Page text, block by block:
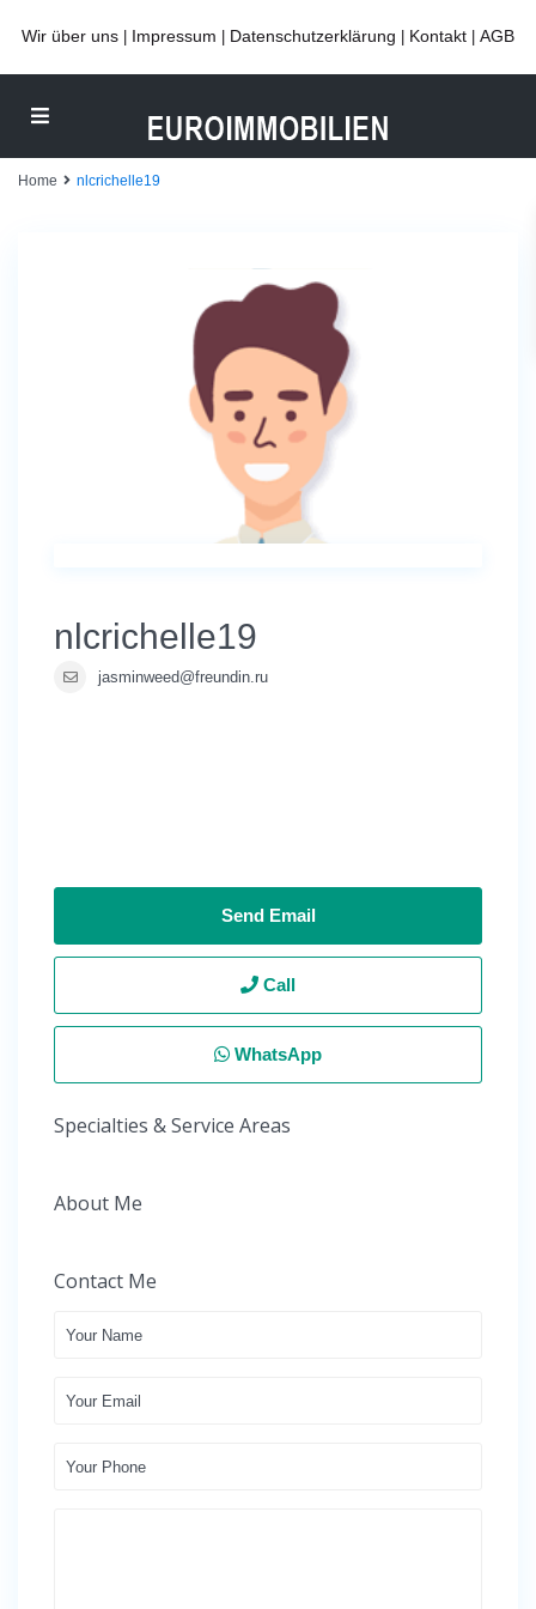
Wir über uns Impressum Datenschutzerklärung Kontakt AGB
Home nlcrichelle19
nlcrichelle19
jasminweed@freundin.ru
Send Email
Call
WhatsApp
Specialties & Service Areas
About Me
Contact Me